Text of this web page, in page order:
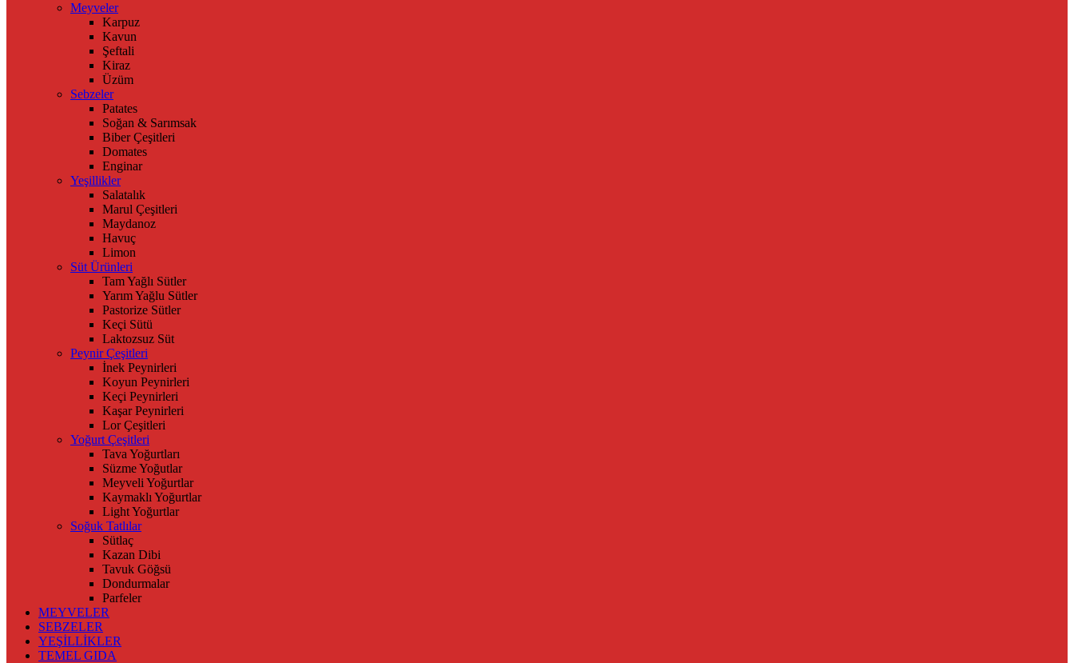
Meyveler
Karpuz
Kavun
Şeftali
Kiraz
Üzüm
Sebzeler
Patates
Soğan & Sarımsak
Biber Çeşitleri
Domates
Enginar
Yeşillikler
Salatalık
Marul Çeşitleri
Maydanoz
Havuç
Limon
Süt Ürünleri
Tam Yağlı Sütler
Yarım Yağlu Sütler
Pastorize Sütler
Keçi Sütü
Laktozsuz Süt
Peynir Çeşitleri
İnek Peynirleri
Koyun Peynirleri
Keçi Peynirleri
Kaşar Peynirleri
Lor Çeşitleri
Yoğurt Çeşitleri
Tava Yoğurtları
Süzme Yoğutlar
Meyveli Yoğurtlar
Kaymaklı Yoğurtlar
Light Yoğurtlar
Soğuk Tatlılar
Sütlaç
Kazan Dibi
Tavuk Göğsü
Dondurmalar
Parfeler
MEYVELER
SEBZELER
YEŞİLLİKLER
TEMEL GIDA